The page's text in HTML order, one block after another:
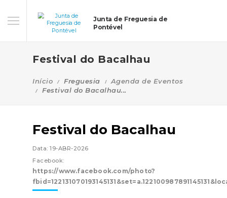
Junta de Freguesia de
Pontével
Festival do Bacalhau
Início Freguesia
Agenda de Eventos
Festival do Bacalhau...
Festival do Bacalhau
Data: 19-ABR-2026
Facebook:
https://www.facebook.com/photo?